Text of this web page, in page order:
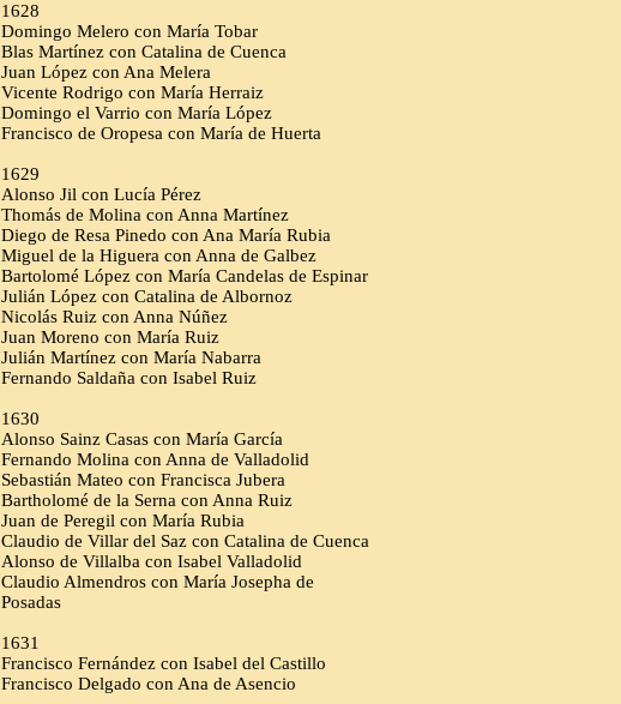
1628
Domingo Melero con María Tobar
Blas Martínez con Catalina de Cuenca
Juan López con Ana Melera
Vicente Rodrigo con María Herraiz
Domingo el Varrio con María López
Francisco de Oropesa con María de Huerta
1629
Alonso Jil con Lucía Pérez
Thomás de Molina con Anna Martínez
Diego de Resa Pinedo con Ana María Rubia
Miguel de la Higuera con Anna de Galbez
Bartolomé López con María Candelas de Espinar
Julián López con Catalina de Albornoz
Nicolás Ruiz con Anna Núñez
Juan Moreno con María Ruiz
Julián Martínez con María Nabarra
Fernando Saldaña con Isabel Ruiz
1630
Alonso Sainz Casas con María García
Fernando Molina con Anna de Valladolid
Sebastián Mateo con Francisca Jubera
Bartholomé de la Serna con Anna Ruiz
Juan de Peregil con María Rubia
Claudio de Villar del Saz con Catalina de Cuenca
Alonso de Villalba con Isabel Valladolid
Claudio Almendros con María Josepha de
Posadas
1631
Francisco Fernández con Isabel del Castillo
Francisco Delgado con Ana de Asencio